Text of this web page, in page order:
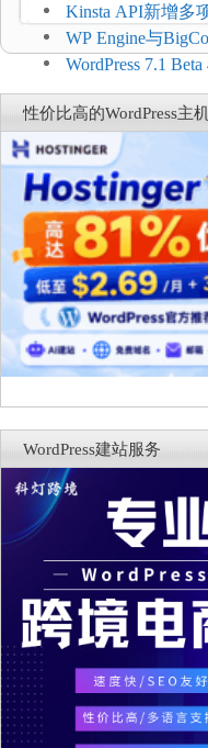
方便
Kinsta API新增多
WP Engine与
Connect：
商能力
WordPress 7.1
复，仅建议在测
性价比高的WordPress主
WordPress建站服务